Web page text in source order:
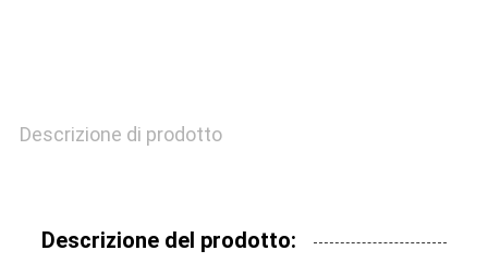
MAPPA
Descrizione di prodotto
Descrizione del prodotto: